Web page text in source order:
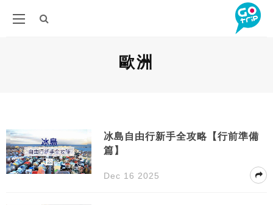
歐洲
冰島自由行新手全攻略【行前準備
篇】
Dec 16 2025